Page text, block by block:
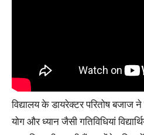
विद्यालय के डायरेक्टर परितोष बजाज
योग और ध्यान जैसी गतिविधियां